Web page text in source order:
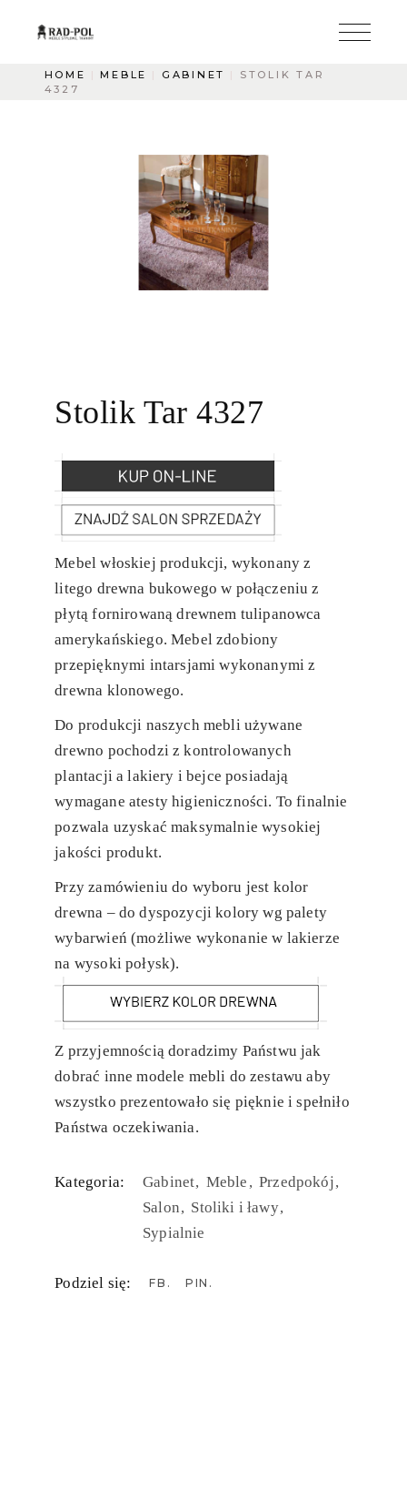
HOME MEBLE GABINET
STOLIK TAR
4327
Stolik Tar 4327
Mebel włoskiej produkcji, wykonany z
litego drewna bukowego w połączeniu z
płytą fornirowaną drewnem tulipanowca
amerykańskiego. Mebel zdobiony
przepięknymi intarsjami wykonanymi z
drewna klonowego.
Do produkcji naszych mebli używane
drewno pochodzi z kontrolowanych
plantacji a lakiery i bejce posiadają
wymagane atesty higieniczności. To finalnie
pozwala uzyskać maksymalnie wysokiej
jakości produkt.
Przy zamówieniu do wyboru jest kolor
drewna – do dyspozycji kolory wg palety
wybarwień (możliwe wykonanie w lakierze
na wysoki połysk).
Z przyjemnością doradzimy Państwu jak
dobrać inne modele mebli do zestawu aby
wszystko prezentowało się pięknie i spełniło
Państwa oczekiwania.
Kategoria: Gabinet Meble Przedpokój
Salon Stoliki i ławy
Sypialnie
Podziel się: FB PIN